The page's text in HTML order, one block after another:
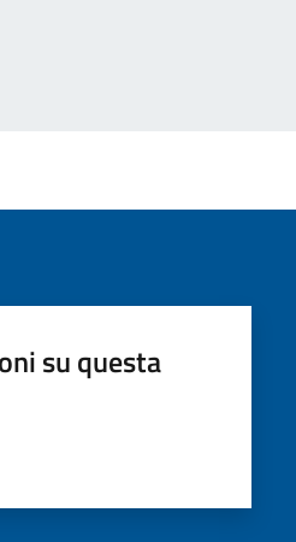
su questa